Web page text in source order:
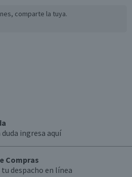
comparte la tuya.
ingresa aquí
Compras
despacho en línea